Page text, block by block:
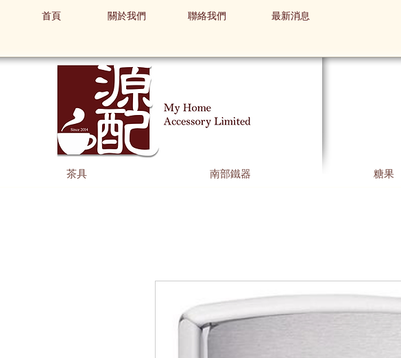
首頁 關於我們 聯絡我們 最新消息
茶具 南部鐵器 糖果